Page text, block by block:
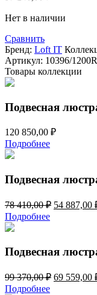
Нет в наличии
Сравнить
Бренд: Loft IT
Артикул: 10396/1200R
Товары коллекции
Подвесная
120 850,00 ₽
Подробнее
Подвесная
78 410,00₽
410,00 ₽.
54 887,00
Подробнее
Подвесная
99 370,00₽ 69 559,00
Подробнее